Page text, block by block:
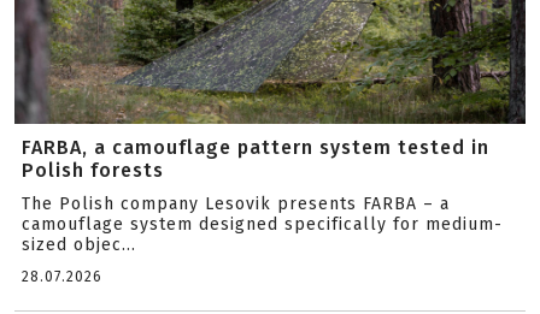
FARBA, a camouflage pattern system tested in
Polish forests
The Polish company Lesovik presents FARBA – a
camouflage system designed specifically for medium-
sized objec...
28.07.2026